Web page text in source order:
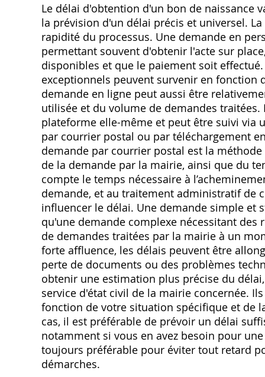
Le délai d'obtention d'un bon de naissance
la prévision d'un délai précis et universel.
rapidité du processus. Une demande en
permettant souvent d'obtenir l'acte sur
disponibles et que le paiement soit
exceptionnels peuvent survenir en fonction
demande en ligne peut aussi être
utilisée et du volume de demandes
plateforme elle-même et peut être suivi via
par courrier postal ou par téléchargement
demande par courrier postal est la
de la demande par la mairie, ainsi que du
compte le temps nécessaire à
demande, et au traitement administratif de
influencer le délai. Une demande simple et
qu'une demande complexe nécessitant des
de demandes traitées par la mairie à un
forte affluence, les délais peuvent être
perte de documents ou des problèmes
obtenir une estimation plus précise du
service d'état civil de la mairie concernée.
fonction de votre situation spécifique et de
cas, il est préférable de prévoir un délai
notamment si vous en avez besoin pour
toujours préférable pour éviter tout retard
démarches.